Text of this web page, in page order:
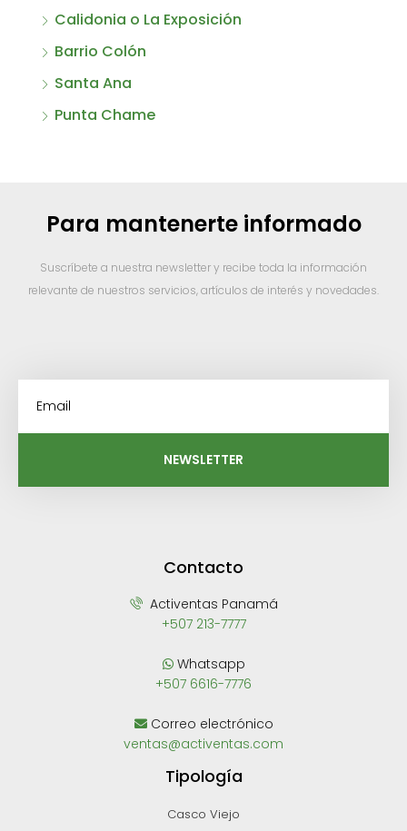
Calidonia o La Exposición
Barrio Colón
Santa Ana
Punta Chame
Para mantenerte informado
Suscríbete a nuestra newsletter y recibe toda la información
relevante de nuestros servicios, artículos de interés y novedades.
NEWSLETTER
Contacto
Activentas Panamá
+507 213-7777
Whatsapp
+507 6616-7776
Correo electrónico
ventas@activentas.com
Tipología
Casco Viejo